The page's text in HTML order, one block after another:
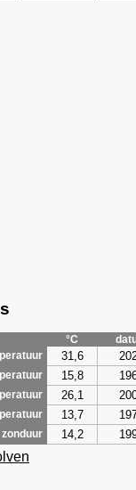
°C
31,6
15,8
26,1
13,7
zonduur 14,2